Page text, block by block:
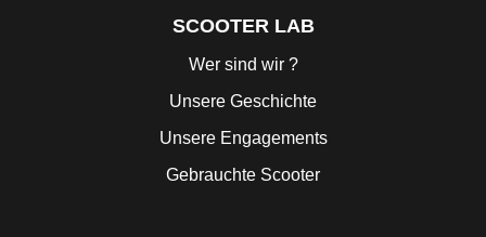
SCOOTER LAB
Wer sind wir ?
Unsere Geschichte
Unsere Engagements
Gebrauchte Scooter